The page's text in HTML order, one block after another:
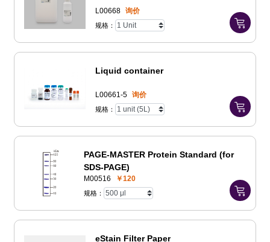
L00668 询价
规格：
Liquid container
L00661-5 询价
规格：
PAGE-MASTER Protein Standard (for
SDS-PAGE)
M00516 ￥120
规格：
eStain Filter Paper